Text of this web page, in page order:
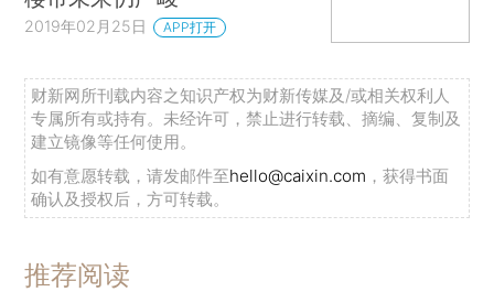
2019年02月25日 APP打开
财新网所刊载内容之知识产权为财新传媒及/或相关权利人
专属所有或持有。未经许可，禁止进行转载、摘编、复制及
建立镜像等任何使用。
如有意愿转载，请发邮件至hello@caixin.com ，获得书面
确认及授权后，方可转载。
推荐阅读